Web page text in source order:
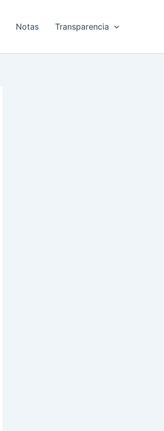
Notas Transparencia